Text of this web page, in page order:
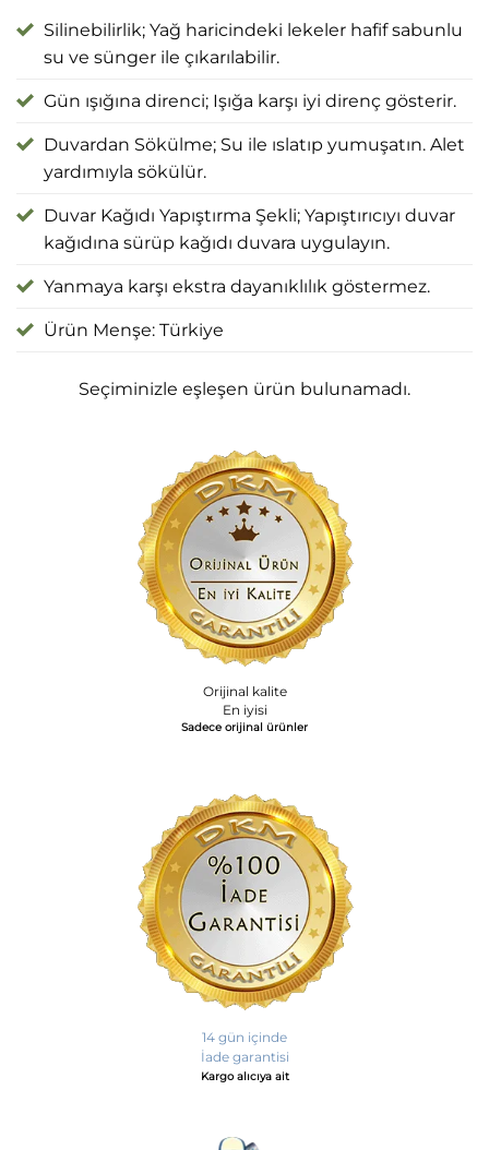
Silinebilirlik; Yağ haricindeki lekeler hafif sabunlu
su ve sünger ile çıkarılabilir.
Gün ışığına direnci; Işığa karşı iyi direnç gösterir.
Duvardan Sökülme; Su ile ıslatıp yumuşatın. Alet
yardımıyla sökülür.
Duvar Kağıdı Yapıştırma Şekli; Yapıştırıcıyı duvar
kağıdına sürüp kağıdı duvara uygulayın.
Yanmaya karşı ekstra dayanıklılık göstermez.
Ürün Menşe: Türkiye
Seçiminizle eşleşen ürün bulunamadı.
Orijinal kalite
En iyisi
Sadece orijinal ürünler
14 gün içinde
İade garantisi
Kargo alıcıya ait